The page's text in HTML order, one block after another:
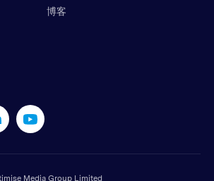
博客
Media Group Limited